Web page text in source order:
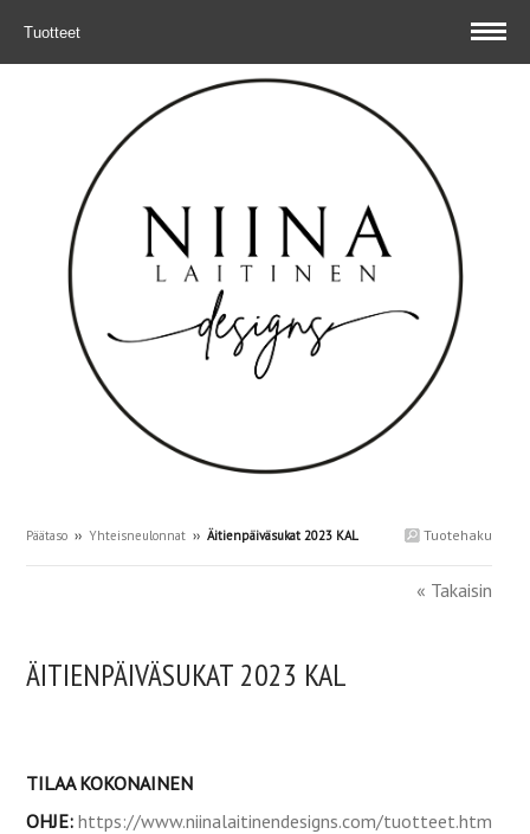
Tuotteet
Tuotehaku
Päätaso ›› Yhteisneulonnat ›› Äitienpäiväsukat 2023 KAL
« Takaisin
ÄITIENPÄIVÄSUKAT 2023 KAL
TILAA KOKONAINEN
OHJE: https://www.niinalaitinendesigns.com/tuotteet.html?